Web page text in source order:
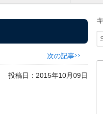
次の記事>>
投稿日：2015年10月09日